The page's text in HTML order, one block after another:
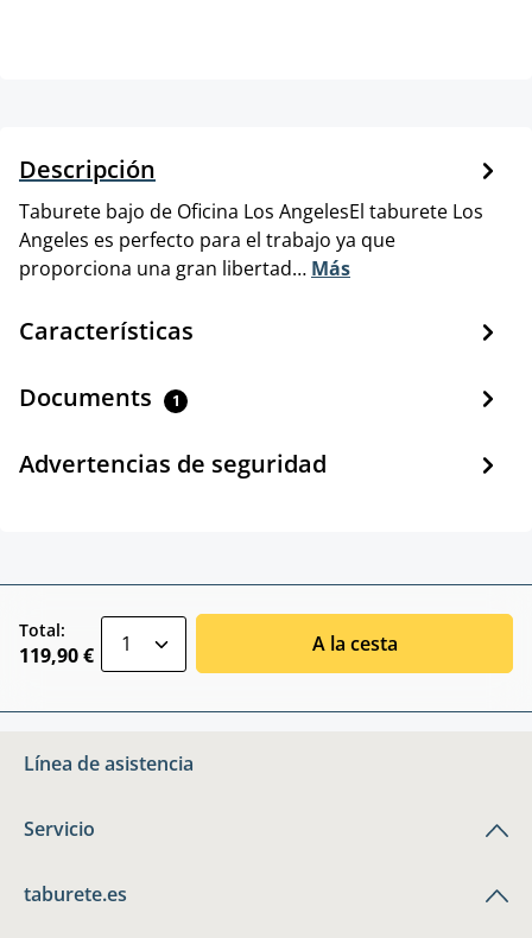
Descripción
Taburete bajo de Oficina Los AngelesEl taburete Los
Angeles es perfecto para el trabajo ya que
proporciona una gran libertad… Más
Características
Documents 1
Advertencias de seguridad
Total:
119,90 € A la cesta
Línea de asistencia
Servicio
taburete.es